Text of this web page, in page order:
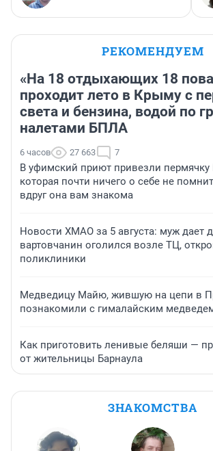
РЕКОМЕНДУЕМ
«На 18 отдыхающих 18
проходит лето в Крыму с
света и бензина, водой по
налетами БПЛА
6 часов 27 663 7
В уфимский приют привезли пермячку
которая почти ничего о себе не
вдруг она вам знакома
Новости ХМАО за 5 августа: муж дает
вартовчанин оголился возле ТЦ,
поликлиники
Медведицу Майю, жившую на цепи в
познакомили с гималайским
Как приготовить ленивые беляши —
от жительницы Барнаула
ЗНАКОМСТВА